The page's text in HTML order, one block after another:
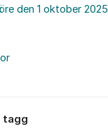
den 1 oktober 2025
tagg